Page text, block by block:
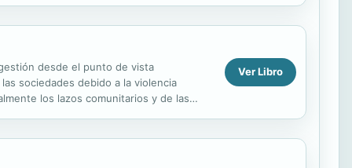
desde el punto de vista
sociedades debido a la violencia
los lazos comunitarios y de las
Ver Libro